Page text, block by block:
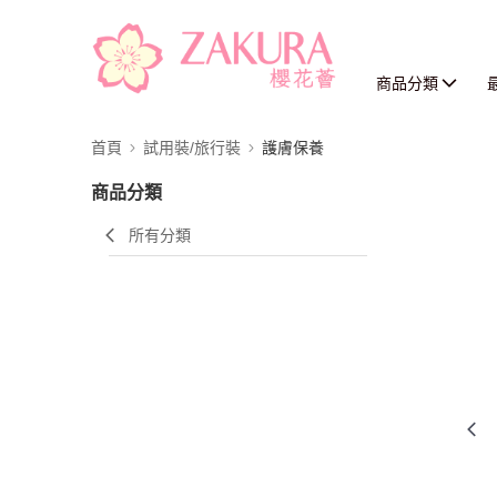
商品分類
首頁 試用裝/旅行裝 護膚保養
商品分類
所有分類